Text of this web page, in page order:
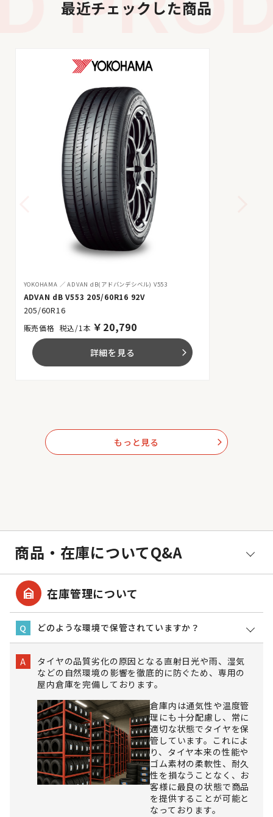
最近チェックした商品
YOKOHAMA ADVAN dB(アドバンデシベル) V553
ADVAN dB V553 205/60R16 92V
205/60R16
税込/1本 ￥ 20,790
詳細を見る arrow_forward_ios
もっと見る arrow_forward_ios
商品・在庫についてQ&A
garage_home 在庫管理について
Q どのような環境で保管されていますか？
A
タイヤの品質劣化の原因となる直射日光や雨、湿気
などの自然環境の影響を徹底的に防ぐため、専用の
屋内倉庫を完備しております。
倉庫内は通気性や温度管
理にも十分配慮し、常に
適切な状態でタイヤを保
管しています。これによ
り、タイヤ本来の性能や
ゴム素材の柔軟性、耐久
性を損なうことなく、お
客様に最良の状態で商品
を提供することが可能と
なっております。